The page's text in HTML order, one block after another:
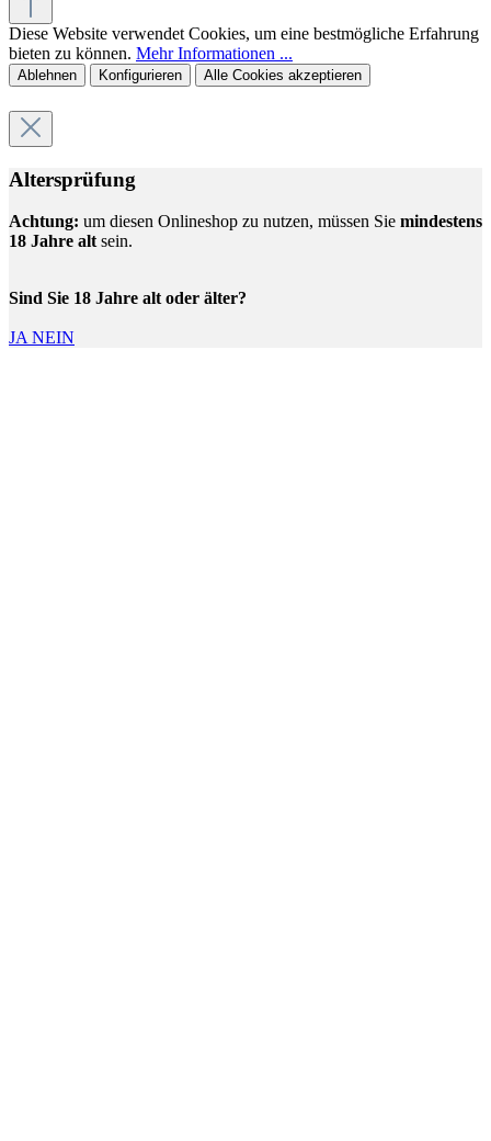
Diese Website verwendet Cookies, um eine bestmögliche Erfahrung
bieten zu können. Mehr Informationen ...
Ablehnen Konfigurieren Alle Cookies akzeptieren
Altersprüfung
Achtung: um diesen Onlineshop zu nutzen, müssen Sie mindestens
18 Jahre alt sein.
Sind Sie 18 Jahre alt oder älter?
JA NEIN